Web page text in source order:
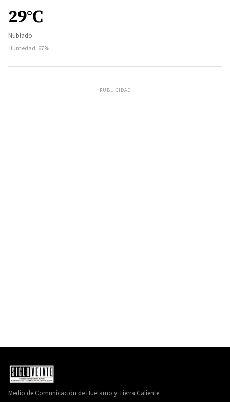
29°C
Nublado
Humedad: 67%
PUBLICIDAD
Medio de Comunicación de Huetamo y Tierra Caliente